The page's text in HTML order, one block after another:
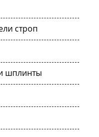
строп
шплинты